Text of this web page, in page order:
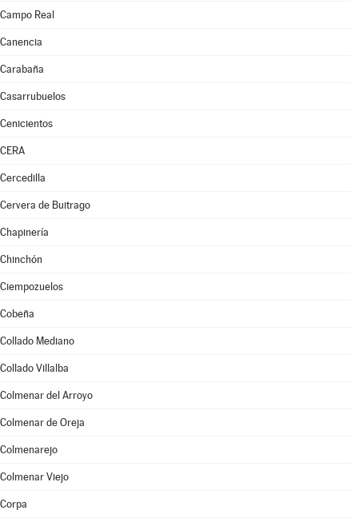
Campo Real
Canencia
Carabaña
Casarrubuelos
Cenicientos
CERA
Cercedilla
Cervera de Buitrago
Chapinería
Chinchón
Ciempozuelos
Cobeña
Collado Mediano
Collado Villalba
Colmenar del Arroyo
Colmenar de Oreja
Colmenarejo
Colmenar Viejo
Corpa